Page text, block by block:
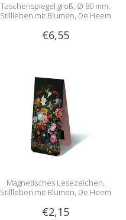
Taschenspiegel groß, Ø 80 mm,
Stillleben mit Blumen, De Heem
€6,55
Magnetisches Lesezeichen,
Stillleben mit Blumen, De Heem
€2,15